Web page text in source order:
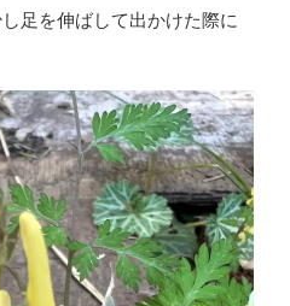
足を伸ばして出かけた際に